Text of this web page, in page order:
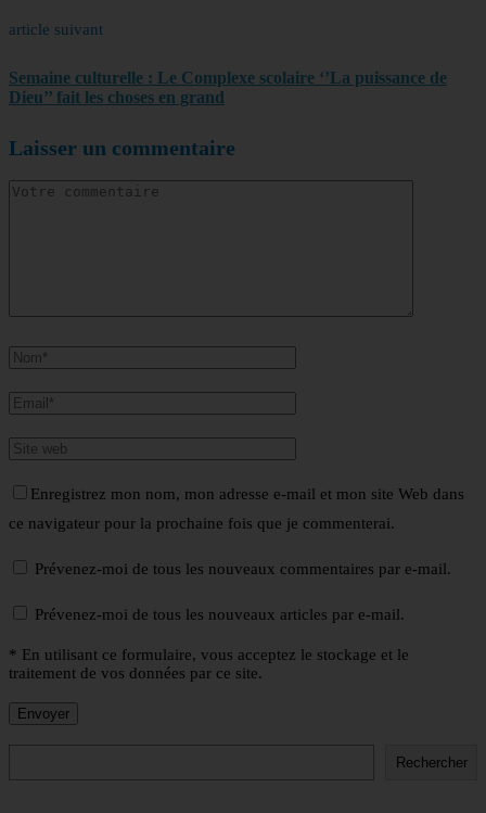
article suivant
Semaine culturelle : Le Complexe scolaire ‘’La puissance de
Dieu’’ fait les choses en grand
Laisser un commentaire
Enregistrez mon nom, mon adresse e-mail et mon site Web dans
ce navigateur pour la prochaine fois que je commenterai.
Prévenez-moi de tous les nouveaux commentaires par e-mail.
Prévenez-moi de tous les nouveaux articles par e-mail.
* En utilisant ce formulaire, vous acceptez le stockage et le
traitement de vos données par ce site.
Rechercher